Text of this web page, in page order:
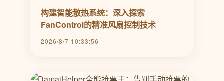
构建智能散热系统：深入探索
FanControl的精准风扇控制技术
2026/8/7 10:33:56